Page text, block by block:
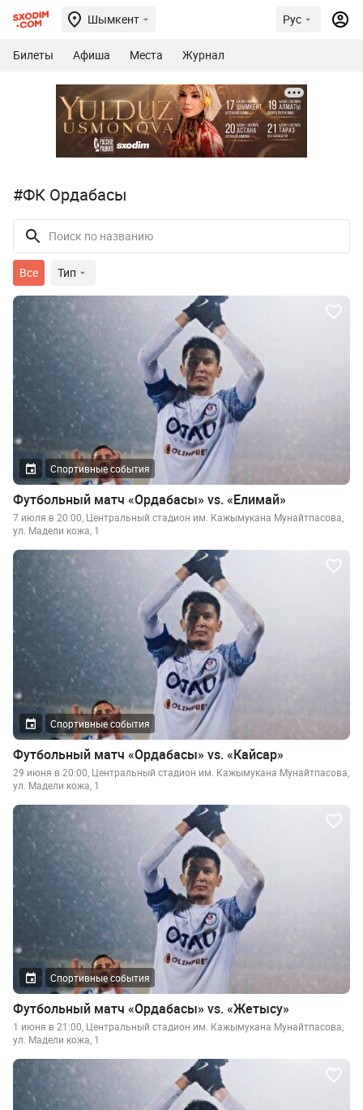
Шымкент Рус
Билеты Афиша Места Журнал
#ФК Ордабасы
Все Тип
Спортивные события
Футбольный матч «Ордабасы» vs. «Елимай»
7 июля в 20:00, Центральный стадион им. Кажымукана Мунайтпасова,
ул. Мадели кожа, 1
Спортивные события
Футбольный матч «Ордабасы» vs. «Кайсар»
29 июня в 20:00, Центральный стадион им. Кажымукана Мунайтпасова,
ул. Мадели кожа, 1
Спортивные события
Футбольный матч «Ордабасы» vs. «Жетысу»
1 июня в 21:00, Центральный стадион им. Кажымукана Мунайтпасова,
ул. Мадели кожа, 1